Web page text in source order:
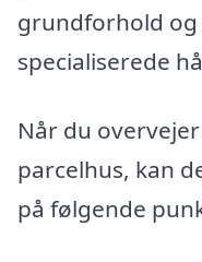
grundforhold
specialiserede
Når du
parcelhus, kan
på følgende